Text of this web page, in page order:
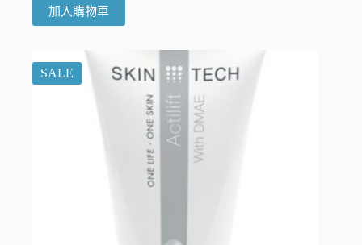
加入購物車
SALE